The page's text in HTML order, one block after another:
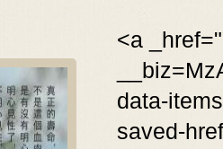
<a
data-
saved-